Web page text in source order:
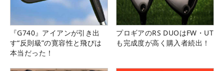
『G740』アイアンが引き出
す“反則級”の寛容性と飛びは
本当だった！
プロギアのRS DUOはFW・UT
も完成度が高く購入者続出！